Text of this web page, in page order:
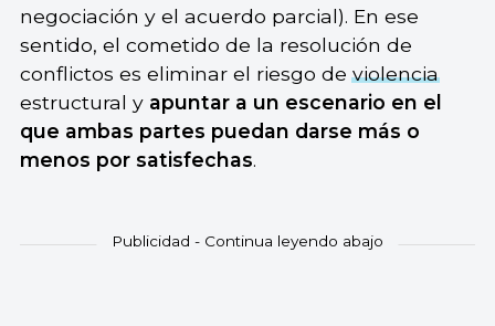
negociación y el acuerdo parcial). En ese
sentido, el cometido de la resolución de
conflictos es eliminar el riesgo deviolencia
estructural y apuntar a un escenario en el
que ambas partes puedan darse más o
menos por satisfechas.